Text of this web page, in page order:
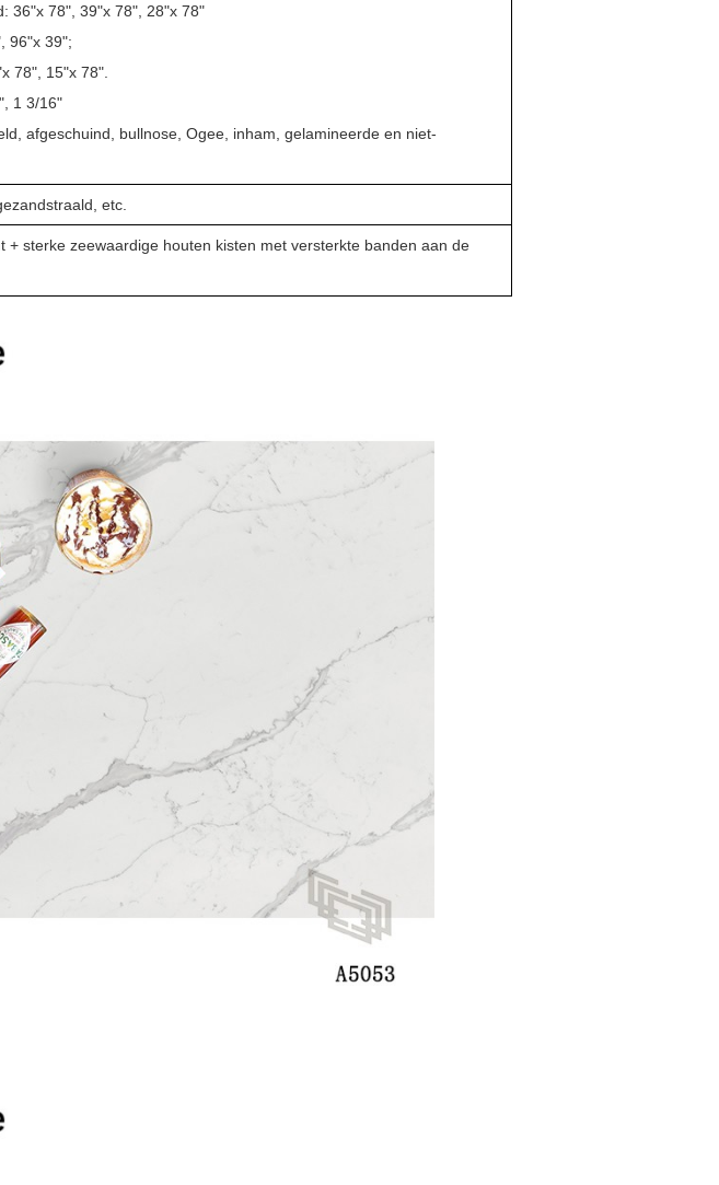
36"x 78", 39"x 78", 28"x 78"
96"x 39";
78", 15"x 78".
1 3/16"
afgeschuind, bullnose, Ogee, inham, gelamineerde en niet-
etc.
+ sterke zeewaardige houten kisten met versterkte banden aan de